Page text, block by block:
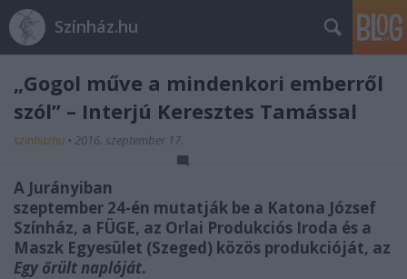
Színház.hu
„Gogol műve a mindenkori emberről
szól” – Interjú Keresztes Tamással
szinhazhu • 2016. szeptember 17.
A Jurányiban
szeptember 24-én mutatják be a Katona József
Színház, a FÜGE, az Orlai Produkciós Iroda és a
Maszk Egyesület (Szeged) közös produkcióját, az
Egy őrült naplóját.